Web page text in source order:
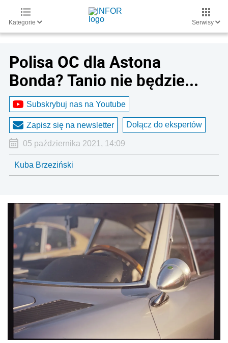
Kategorie Serwisy
Polisa OC dla Astona
Bonda? Tanio nie będzie...
Subskrybuj nas na Youtube
Zapisz się na newsletter Dołącz do ekspertów
05 października 2021, 14:09
Kuba Brzeziński